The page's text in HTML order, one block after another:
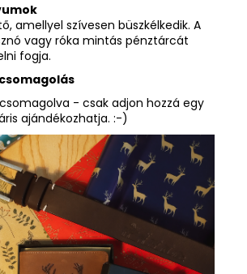
amellyel szívesen büszkélkedik. A
vagy róka mintás pénztárcát
fogja.
- csak adjon hozzá egy
ajándékozhatja. :-)